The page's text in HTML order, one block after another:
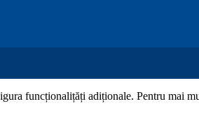
funcționalițăți adiționale. Pentru mai